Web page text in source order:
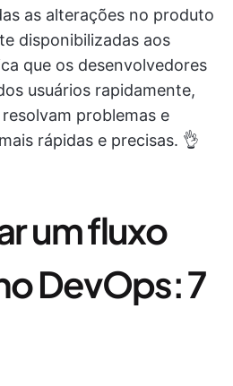
as alterações no produto
disponibilizadas aos
que os desenvolvedores
usuários rapidamente,
problemas e
rápidas e precisas. 👌
um fluxo
DevOps: 7